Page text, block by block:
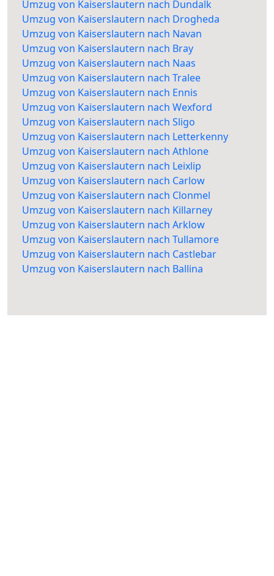
Umzug von Kaiserslautern nach Dundalk
Umzug von Kaiserslautern nach Drogheda
Umzug von Kaiserslautern nach Navan
Umzug von Kaiserslautern nach Bray
Umzug von Kaiserslautern nach Naas
Umzug von Kaiserslautern nach Tralee
Umzug von Kaiserslautern nach Ennis
Umzug von Kaiserslautern nach Wexford
Umzug von Kaiserslautern nach Sligo
Umzug von Kaiserslautern nach Letterkenny
Umzug von Kaiserslautern nach Athlone
Umzug von Kaiserslautern nach Leixlip
Umzug von Kaiserslautern nach Carlow
Umzug von Kaiserslautern nach Clonmel
Umzug von Kaiserslautern nach Killarney
Umzug von Kaiserslautern nach Arklow
Umzug von Kaiserslautern nach Tullamore
Umzug von Kaiserslautern nach Castlebar
Umzug von Kaiserslautern nach Ballina